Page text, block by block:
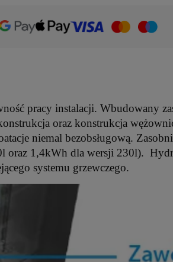
pracy instalacji. Wbudowany
oraz konstrukcja
niemal bezobsługową.
oraz 1,4kWh dla wersji 230l).
systemu grzewczego.